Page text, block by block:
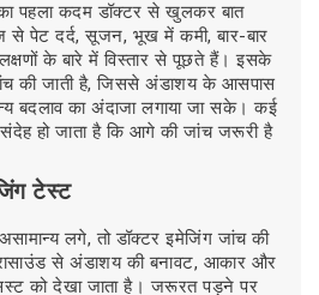
पहला कदम डॉक्टर से खुलकर बात
से पेट दर्द, सूजन, भूख में कमी, बार-बार
के बारे में विस्तार से पूछते हैं। इसके
की जाती है, जिससे अंडाशय के आसपास
बदलाव का अंदाजा लगाया जा सके। कई
हो जाता है कि आगे की जांच जरूरी है
टेस्ट
लगे, तो डॉक्टर इमेजिंग जांच की
से अंडाशय की बनावट, आकार और
को देखा जाता है। जरूरत पड़ने पर